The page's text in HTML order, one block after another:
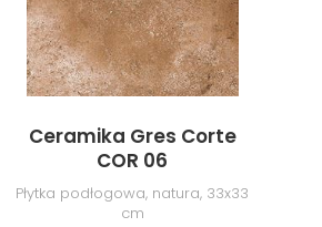
Ceramika Gres Corte
COR 06
Płytka podłogowa, natura, 33x33
cm